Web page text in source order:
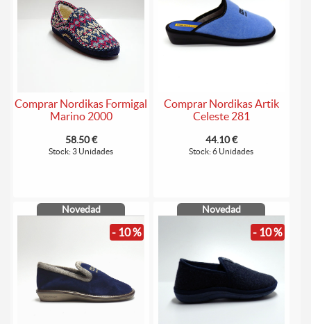
Comprar Nordikas Formigal
Marino 2000
58.50 €
Stock: 3 Unidades
Comprar Nordikas Artik
Celeste 281
44.10 €
Stock: 6 Unidades
Novedad
- 10 %
Novedad
- 10 %